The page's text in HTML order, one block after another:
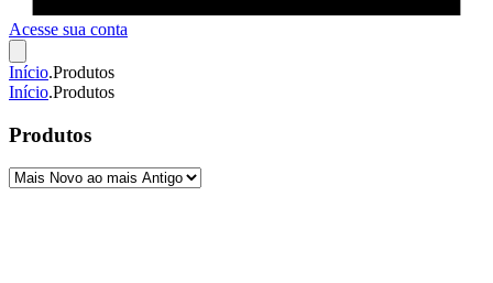
Acesse sua conta
Início.Produtos
Início.Produtos
Produtos